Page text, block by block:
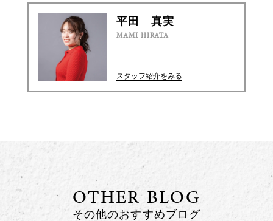
平田 真実
MAMI HIRATA
スタッフ紹介をみる
OTHER BLOG
その他のおすすめブログ